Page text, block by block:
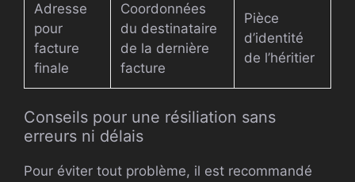
Adresse
pour
facture
finale
Coordonnées
du destinataire
de la dernière
facture
Pièce
d’identité
de l’héritier
Conseils pour une résiliation sans
erreurs ni délais
Pour éviter tout problème, il est recommandé